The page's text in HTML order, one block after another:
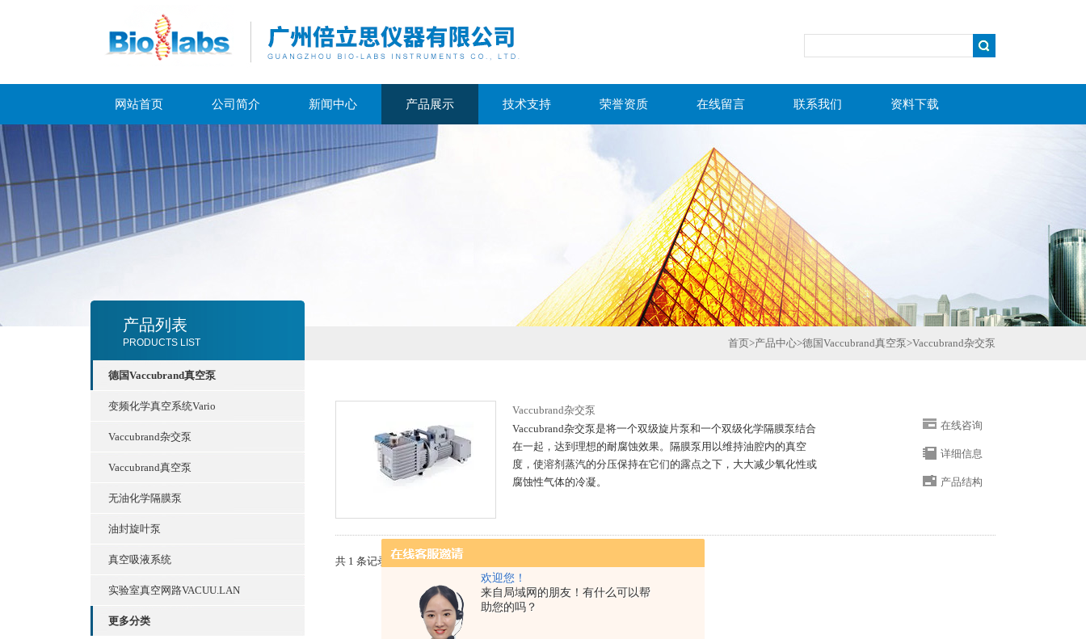
欢迎您！
来自局域网的朋友！有什么可以帮
助您的吗？
网站首页 公司简介 新闻中心 产品展示 技术支持 荣誉资质 在线留言 联系我们 资料下载
产品列表
PRODUCTS LIST
德国Vaccubrand真空泵
变频化学真空系统Vario
Vaccubrand杂交泵
Vaccubrand真空泵
无油化学隔膜泵
油封旋叶泵
真空吸液系统
实验室真空网路VACUU.LAN
更多分类
首页>产品中心>德国Vaccubrand真空泵>Vaccubrand杂交泵
Vaccubrand杂交泵
Vaccubrand杂交泵是将一个双级旋片泵和一个双级化学隔膜泵结合
在一起，达到理想的耐腐蚀效果。隔膜泵用以维持油腔内的真空
度，使溶剂蒸汽的分压保持在它们的露点之下，大大减少氧化性或
腐蚀性气体的冷凝。
在线咨询
详细信息
产品结构
共 1 条记录，当前 1 / 1 页 首页 上一页 下一页 末页 跳转到第